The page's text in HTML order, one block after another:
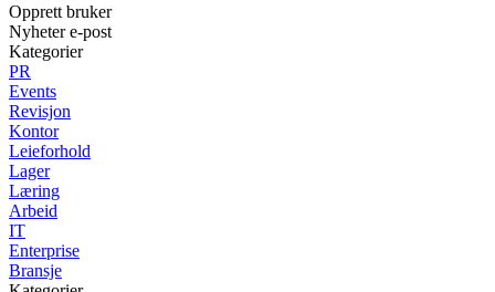
Opprett bruker
Nyheter e-post
Kategorier
PR
Events
Revisjon
Kontor
Leieforhold
Lager
Læring
Arbeid
IT
Enterprise
Bransje